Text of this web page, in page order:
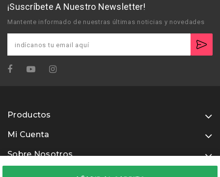
¡Suscríbete A Nuestro Newsletter!
Mantente informado de nuestras últimas noticias y novedades
Productos
Mi Cuenta
Sobre Nosotros
Usamos métodos de pago seguros